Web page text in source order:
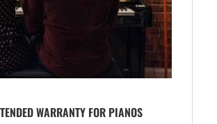
WARRANTY FOR PIANOS